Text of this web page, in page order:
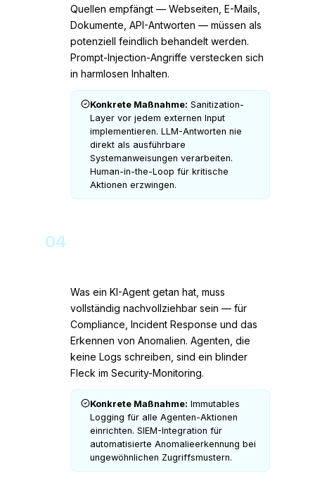
Quellen empfängt — Webseiten, E-Mails,
Dokumente, API-Antworten — müssen als
potenziell feindlich behandelt werden.
Prompt-Injection-Angriffe verstecken sich
in harmlosen Inhalten.
Konkrete Maßnahme: Sanitization-
Layer vor jedem externen Input
implementieren. LLM-Antworten nie
direkt als ausführbare
Systemanweisungen verarbeiten.
Human-in-the-Loop für kritische
Aktionen erzwingen.
04
Was ein KI-Agent getan hat, muss
vollständig nachvollziehbar sein — für
Compliance, Incident Response und das
Erkennen von Anomalien. Agenten, die
keine Logs schreiben, sind ein blinder
Fleck im Security-Monitoring.
Konkrete Maßnahme: Immutables
Logging für alle Agenten-Aktionen
einrichten. SIEM-Integration für
automatisierte Anomalieerkennung bei
ungewöhnlichen Zugriffsmustern.